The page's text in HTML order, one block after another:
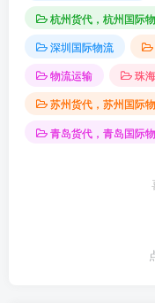
杭州货代，杭州国际
深圳国际物流
物流运输
珠
苏州货代，苏州国际
青岛货代，青岛国际